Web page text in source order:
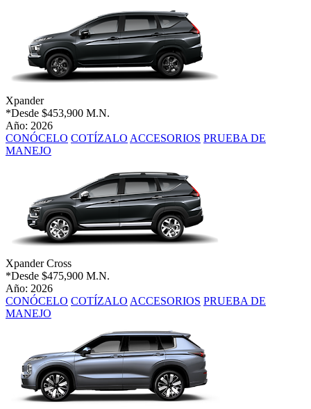
Xpander
*Desde $453,900 M.N.
Año: 2026
CONÓCELO COTÍZALO ACCESORIOS PRUEBA DE
MANEJO
Xpander Cross
*Desde $475,900 M.N.
Año: 2026
CONÓCELO COTÍZALO ACCESORIOS PRUEBA DE
MANEJO